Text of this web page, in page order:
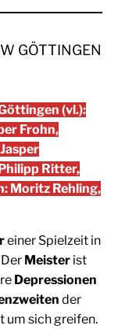
GÖTTINGEN
(vl.):
Frohn,
Ritter,
Moritz Rehling,
einer Spielzeit in
Der Meister ist
Depressionen
der
um sich greifen.